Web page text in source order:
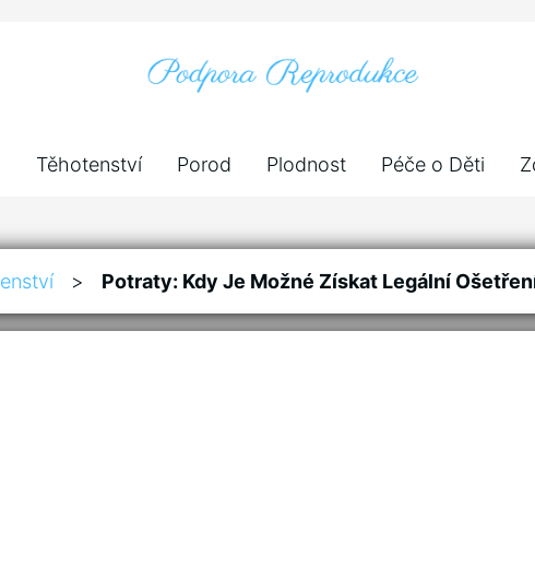
Těhotenství Porod Plodnost Péče o Děti
> Potraty: Kdy Je Možné Získat Legální